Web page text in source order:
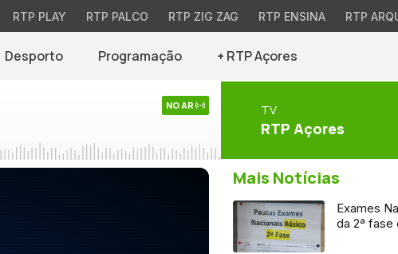
RTP PLAY RTP PALCO RTP ZIG ZAG RTP ENSINA RTP
Desporto Programação + RTP Açores
NO AR TV
RTP Açores
Mais Notícias
Exames
da 2ª fase